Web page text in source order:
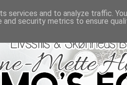
services and to analyze traffic.
security metrics to ensure